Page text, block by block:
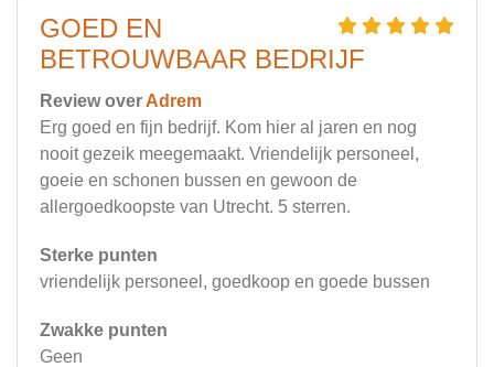
GOED EN
BETROUWBAAR BEDRIJF
Review over Adrem
Erg goed en fijn bedrijf. Kom hier al jaren en nog
nooit gezeik meegemaakt. Vriendelijk personeel,
goeie en schonen bussen en gewoon de
allergoedkoopste van Utrecht. 5 sterren.
Sterke punten
vriendelijk personeel, goedkoop en goede bussen
Zwakke punten
Geen